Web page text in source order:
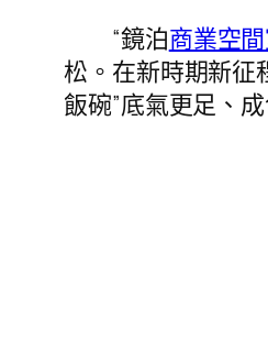
“鏡泊商業空
松。在新時期新征
飯碗”底氣更足、